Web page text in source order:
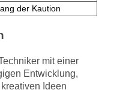
der Kaution
mit einer
Entwicklung,
Ideen